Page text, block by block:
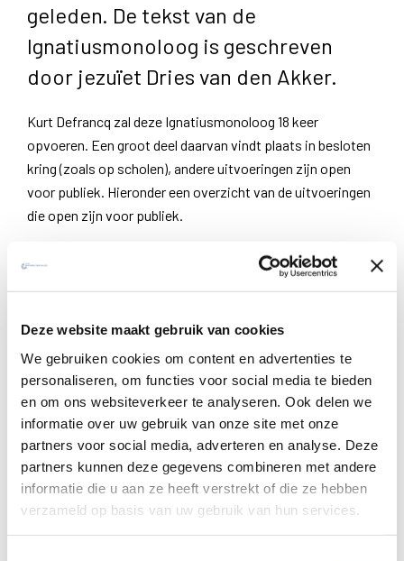
Deze website maakt gebruik van cookies
We gebruiken cookies om content en advertenties te
personaliseren, om functies voor social media te bieden
en om ons websiteverkeer te analyseren. Ook delen we
informatie over uw gebruik van onze site met onze
partners voor social media, adverteren en analyse. Deze
partners kunnen deze gegevens combineren met andere
informatie die u aan ze heeft verstrekt of die ze hebben
verzameld op basis van uw gebruik van hun services.
geleden. De tekst van de
Ignatiusmonoloog is geschreven
door jezuïet Dries van den Akker.
Kurt Defrancq zal deze Ignatiusmonoloog 18 keer
opvoeren. Een groot deel daarvan vindt plaats in besloten
kring (zoals op scholen), andere uitvoeringen zijn open
voor publiek. Hieronder een overzicht van de uitvoeringen
die open zijn voor publiek.
Een voorstelling bijwonen? Stuur een e-mail naar het
mailadres dat bij de voorstellingsdag vermeld staat.
Zondag13.02.2022 Mechelen, Kerk Leliëndaal 15u –
Dinsdag15.02.2022 Sint-Barbaracollege Gent avond –
Aanmeldenadjunct.costeur@sint-barbara.be
Maandag21.02.2022 OLVCplus Antwerpen 19.30u –
Aanmeldenolvc.els.vochten@gmail.com
Woensdag02.03.2022 Sint-Michielsbeweging Kortrijk
20u – Aanmeldentine.sintmichiel@gmail.com